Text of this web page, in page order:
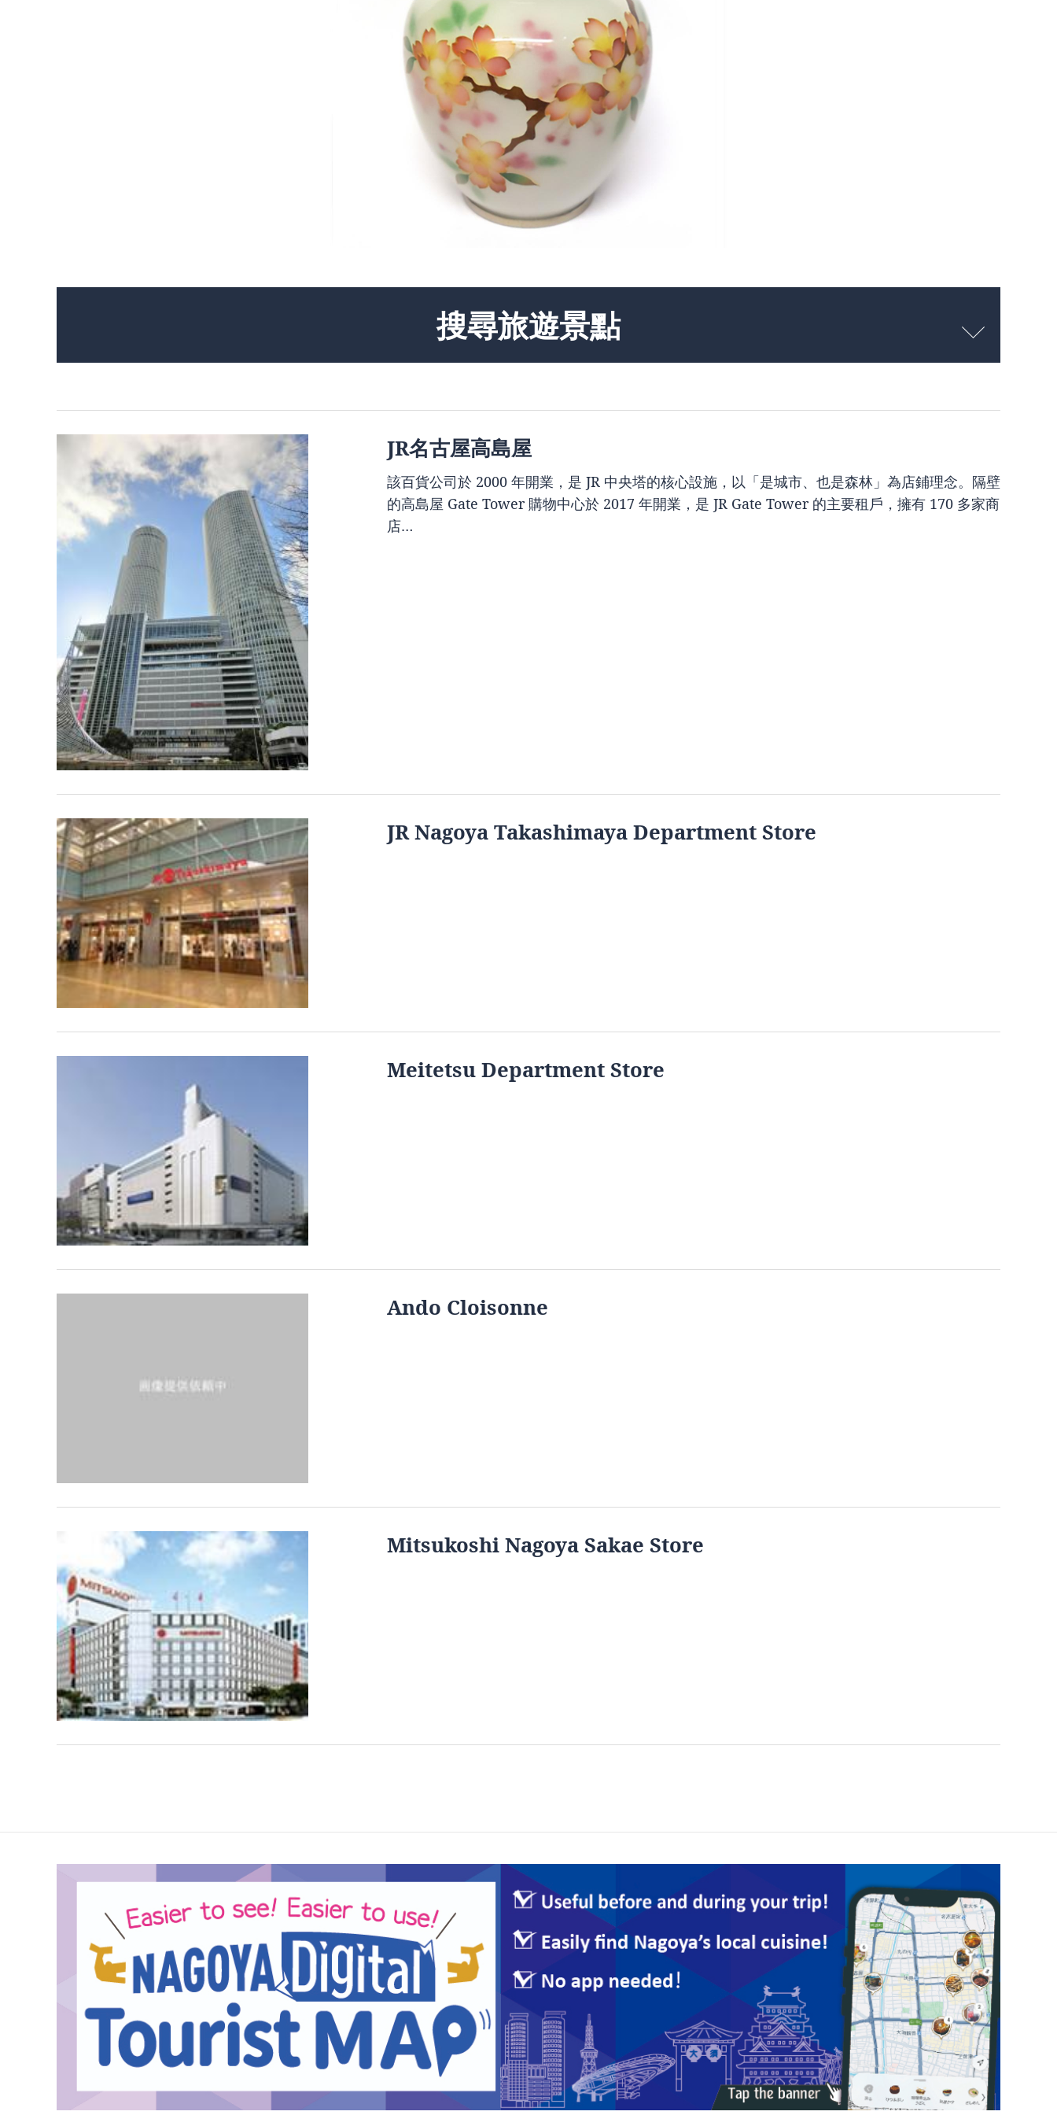
搜尋旅遊景點
JR名古屋高島屋
該百貨公司於 2000 年開業，是 JR 中央塔的核心設施，以「是城市、也是森林」為店鋪理念。隔壁
的高島屋 Gate Tower 購物中心於 2017 年開業，是 JR Gate Tower 的主要租戶，擁有 170 多家商
店…
JR Nagoya Takashimaya Department Store
Meitetsu Department Store
Ando Cloisonne
Mitsukoshi Nagoya Sakae Store